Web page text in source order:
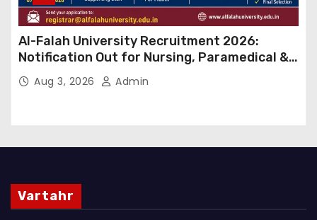
Al-Falah University Recruitment 2026:
Notification Out for Nursing, Paramedical &
Supporting Staff Posts, Apply Through Email
Aug 3, 2026 Admin
Vartahr